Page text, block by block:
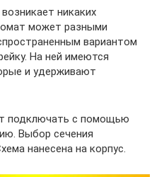
никаких
может разными
вариантом
На ней имеются
и удерживают
подключать с помощью
Выбор сечения
нанесена на корпус.